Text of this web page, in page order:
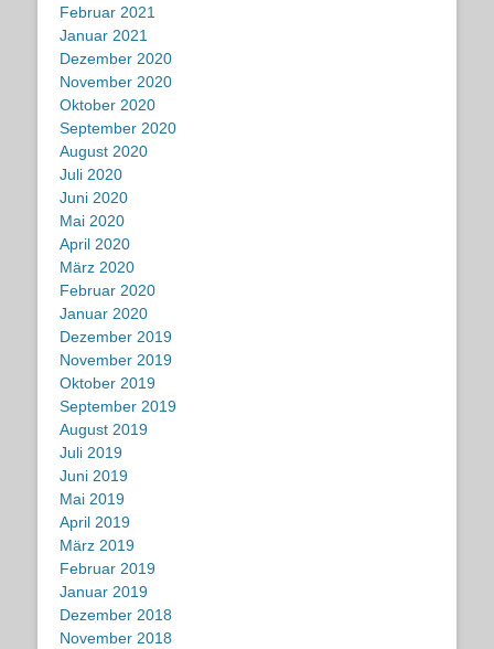
Februar 2021
Januar 2021
Dezember 2020
November 2020
Oktober 2020
September 2020
August 2020
Juli 2020
Juni 2020
Mai 2020
April 2020
März 2020
Februar 2020
Januar 2020
Dezember 2019
November 2019
Oktober 2019
September 2019
August 2019
Juli 2019
Juni 2019
Mai 2019
April 2019
März 2019
Februar 2019
Januar 2019
Dezember 2018
November 2018